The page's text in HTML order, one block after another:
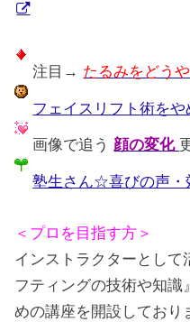
注目→ たるみをどう
フェイスリフト術をや
画像で追う 顔の変化
塾生さん☆喜びの声・
＜プロを目指す方＞
インストラクターとして
フティングの技術や知識
めの講座を開設しており